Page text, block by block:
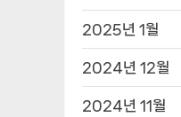
2025년 1월
2024년 12월
2024년 11월